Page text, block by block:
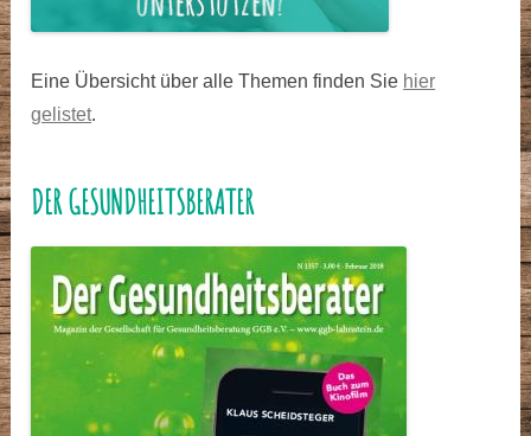
Eine Übersicht über alle Themen finden Sie hier
gelistet.
DER GESUNDHEITSBERATER